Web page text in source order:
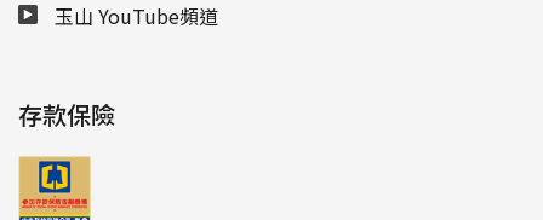
玉山 YouTube頻道
存款保險